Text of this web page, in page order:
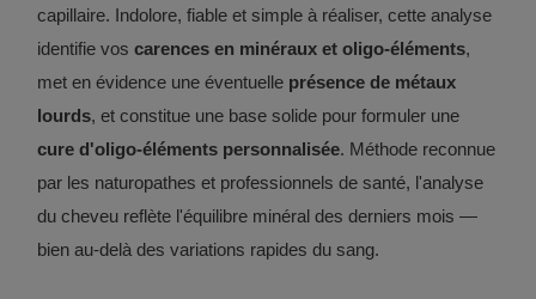
capillaire. Indolore, fiable et simple à réaliser, cette analyse
identifie vos carences en minéraux et oligo-éléments,
met en évidence une éventuelle présence de métaux
lourds, et constitue une base solide pour formuler une
cure d'oligo-éléments personnalisée. Méthode reconnue
par les naturopathes et professionnels de santé, l'analyse
du cheveu reflète l'équilibre minéral des derniers mois —
bien au-delà des variations rapides du sang.